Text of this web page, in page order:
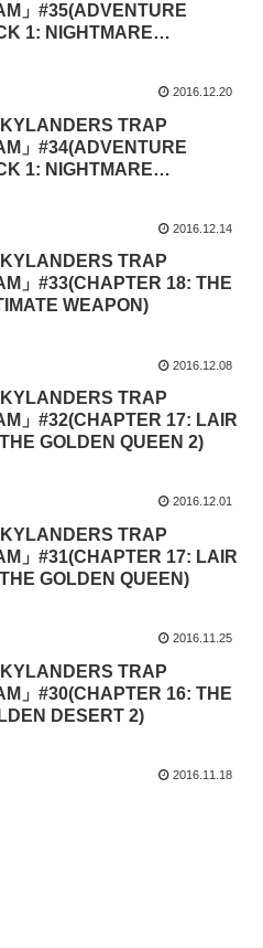
」#35(ADVENTURE
1: NIGHTMARE
2016.12.20
TRAP
」#34(ADVENTURE
1: NIGHTMARE
2016.12.14
TRAP
」#33(CHAPTER 18: THE
WEAPON)
2016.12.08
TRAP
」#32(CHAPTER 17: LAIR
GOLDEN QUEEN 2)
2016.12.01
TRAP
」#31(CHAPTER 17: LAIR
GOLDEN QUEEN)
2016.11.25
TRAP
」#30(CHAPTER 16: THE
DESERT 2)
2016.11.18